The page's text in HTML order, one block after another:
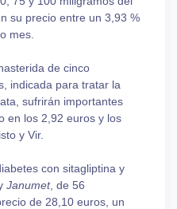
su precio entre un 3,93 %
mes.
de cinco
indicada para tratar la
sufrirán importantes
en los 2,92 euros y los
y Vir.
con sitagliptina y
Janumet, de 56
de 28,10 euros, un